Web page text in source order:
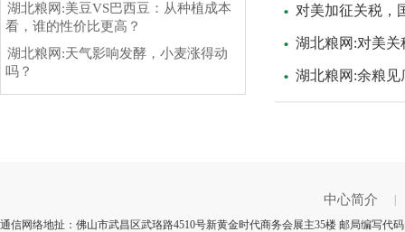
湖北粮网:美豆VS巴西豆：从种植成本
看，谁的性价比更高？
湖北粮网:天气影响发酵，小麦涨得动
吗？
对美加征关税，
湖北粮网:‍对美
湖北粮网:余粮
中心简介
通信网络地扯：佛山市武昌区武珞路4510号新黄金时代商务会展主35楼 邮局编写代